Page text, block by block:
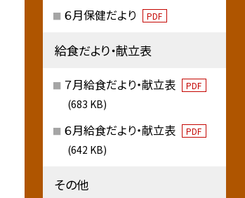
６月保健だより PDF
給食だより・献立表
７月給食だより・献立表 PDF
(683 KB)
６月給食だより・献立表 PDF
(642 KB)
その他